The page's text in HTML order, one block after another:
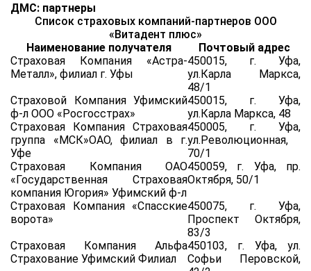
ДМС: партнеры
Список страховых компаний-партнеров ООО
«Витадент плюс»
Наименование получателя
Почтовый адрес
Страховая Компания «Астра-
Металл», филиал г. Уфы
450015, г. Уфа,
ул.Карла Маркса,
48/1
Страховой Компания Уфимский
ф-л ООО «Росгосстрах»
450015, г. Уфа,
ул.Карла Маркса, 48
Страховая Компания Страховая
группа «МСК»ОАО, филиал в г.
Уфе
450005, г. Уфа,
ул.Революционная,
70/1
Страховая Компания ОАО
«Государственная Страховая
компания Югория» Уфимский ф-л
450059, г. Уфа, пр.
Октября, 50/1
Страховая Компания «Спасские
ворота»
450075, г. Уфа,
Проспект Октября,
83/3
Страховая Компания Альфа
Страхование Уфимский Филиал
450103, г. Уфа, ул.
Софьи Перовской,